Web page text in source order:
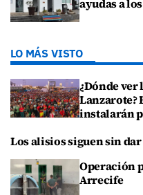
ayudas a
LO MÁS VISTO
¿Dónde
Lanzarote?
instalarán
Los alisios siguen sin
Operación
Arrecife